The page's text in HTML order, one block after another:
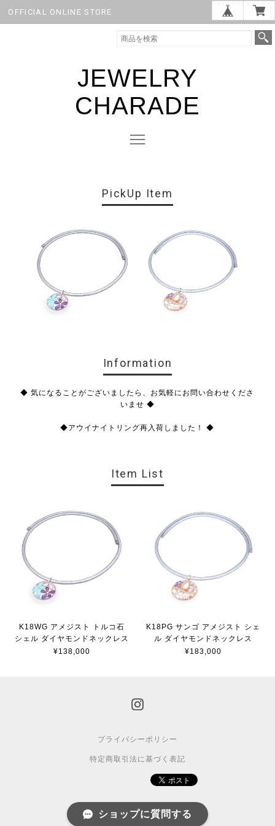
OFFICIAL ONLINE STORE
JEWELRY
CHARADE
PickUp Item
Information
◆ 気になることがございましたら、お気軽にお問い合わせくださ
いませ ◆
◆アウイナイトリング再入荷しました！ ◆
Item List
K18WG アメジスト トルコ石
シェル ダイヤモンドネックレス
¥138,000
K18PG サンゴ アメジスト シェ
ル ダイヤモンドネックレス
¥183,000
プライバシーポリシー
特定商取引法に基づく表記
© 2015 BASE.
ショップに質問する